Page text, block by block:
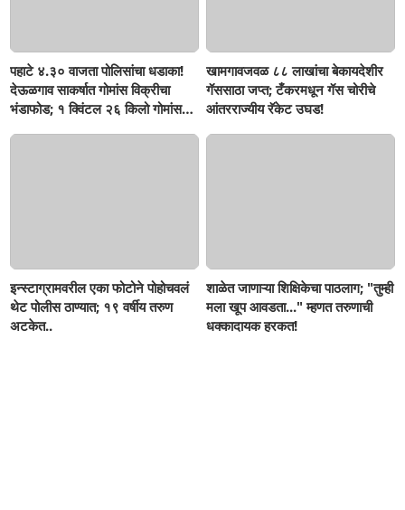
पहाटे ४.३० वाजता पोलिसांचा धडाका!
देऊळगाव साकर्षात गोमांस विक्रीचा
भंडाफोड; १ क्विंटल २६ किलो गोमांस
खामगावजवळ ८८ लाखांचा बेकायदेशीर
गॅससाठा जप्त; टँकरमधून गॅस चोरीचे
आंतरराज्यीय रॅकेट उघड!
इन्स्टाग्रामवरील एका फोटोने पोहोचवलं
थेट पोलीस ठाण्यात; १९ वर्षीय तरुण
अटकेत..
शाळेत जाणाऱ्या शिक्षिकेचा पाठलाग; "तुम्ही
मला खूप आवडता..." म्हणत तरुणाची
धक्कादायक हरकत!